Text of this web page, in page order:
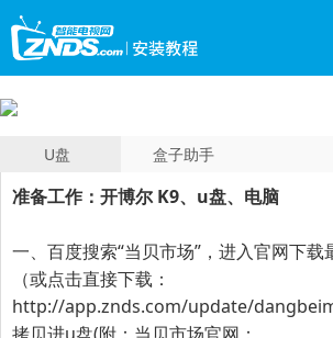
U盘 盒子助手
准备工作：开博尔 K9、u盘、电脑
一、百度搜索“当贝市场”，进入官网下
（或点击直接下载：
http://app.znds.com/update/